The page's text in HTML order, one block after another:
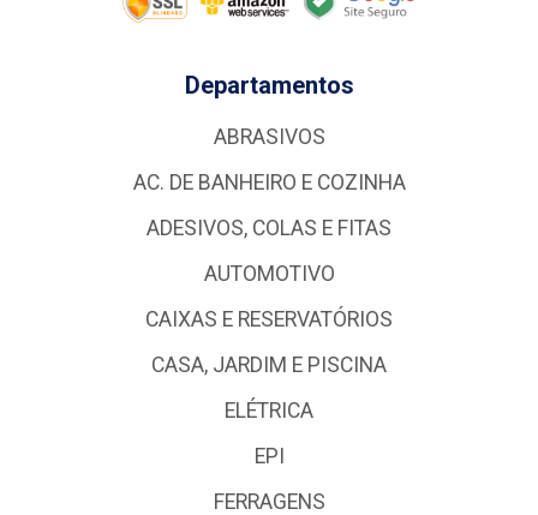
Departamentos
ABRASIVOS
AC. DE BANHEIRO E COZINHA
ADESIVOS, COLAS E FITAS
AUTOMOTIVO
CAIXAS E RESERVATÓRIOS
CASA, JARDIM E PISCINA
ELÉTRICA
EPI
FERRAGENS